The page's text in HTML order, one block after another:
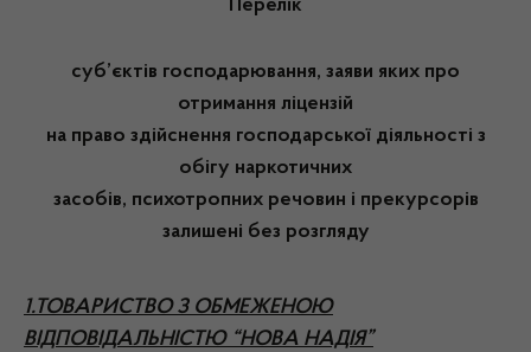
Перелік
суб’єктів господарювання, заяви яких про
отримання ліцензій
на право здійснення господарської діяльності з
обігу наркотичних
засобів, психотропних речовин і прекурсорів
залишені без розгляду
1.ТОВАРИСТВО З ОБМЕЖЕНОЮ
ВІДПОВІДАЛЬНІСТЮ “НОВА НАДІЯ”